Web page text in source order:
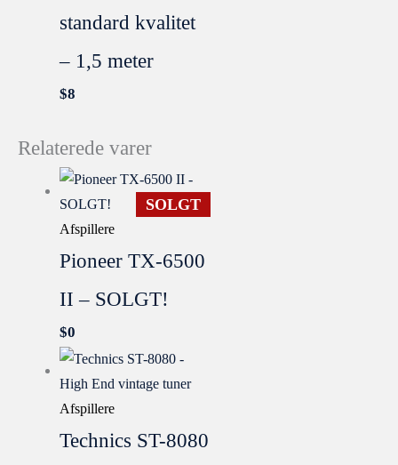
standard kvalitet
– 1,5 meter
$8
Relaterede varer
SOLGT
Afspillere
Pioneer TX-6500
II – SOLGT!
$0
Afspillere
Technics ST-8080